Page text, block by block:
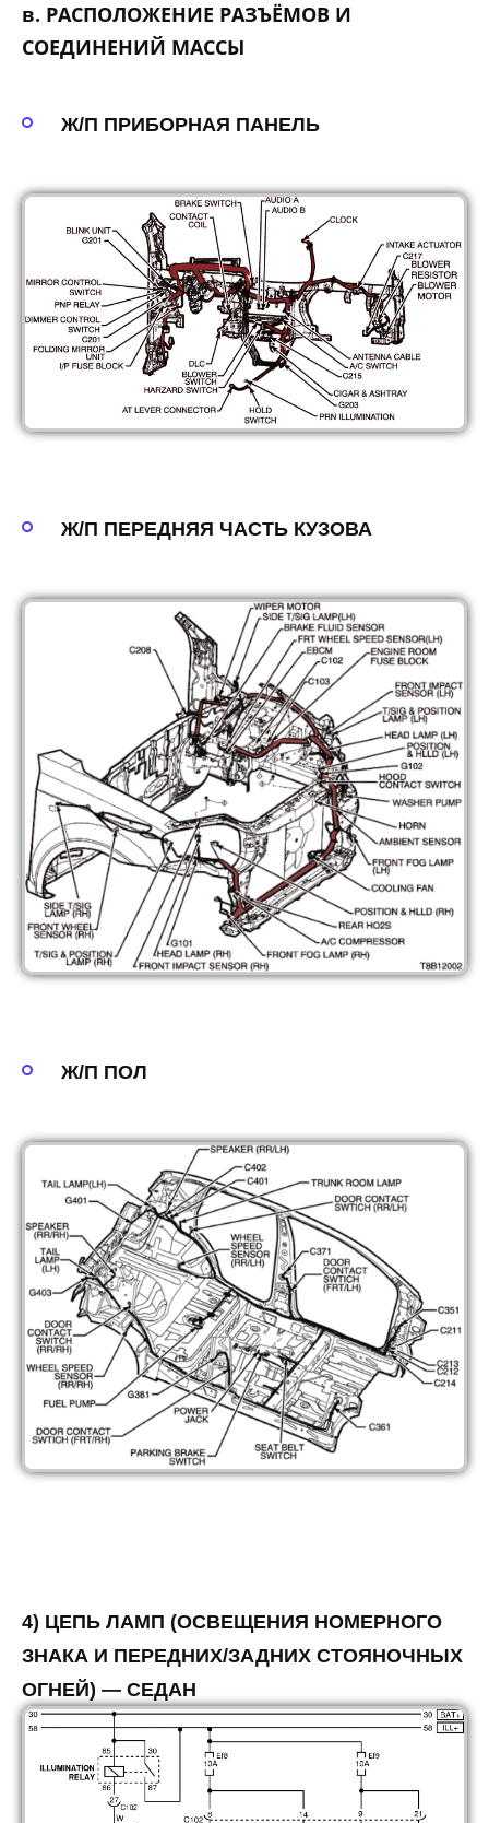
в. РАСПОЛОЖЕНИЕ РАЗЪЁМОВ И
СОЕДИНЕНИЙ МАССЫ
Ж/П ПРИБОРНАЯ ПАНЕЛЬ
Ж/П ПЕРЕДНЯЯ ЧАСТЬ КУЗОВА
Ж/П ПОЛ
4) ЦЕПЬ ЛАМП (ОСВЕЩЕНИЯ НОМЕРНОГО
ЗНАКА И ПЕРЕДНИХ/ЗАДНИХ СТОЯНОЧНЫХ
ОГНЕЙ) — СЕДАН